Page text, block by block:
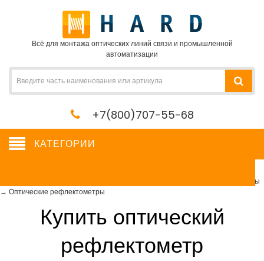
Всё для монтажа оптических линий связи и промышленной
автоматизации
+7(800)707-55-68
КАТЕГОРИИ
Измерительные приборы
→ Оптические рефлектометры
Купить оптический
рефлектометр